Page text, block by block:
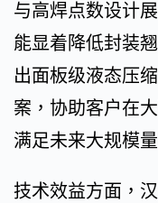
与高焊点数设计
能显着降低封装
出面板级液态压
案，协助客户在
满足未来大规模
技术效益方面，